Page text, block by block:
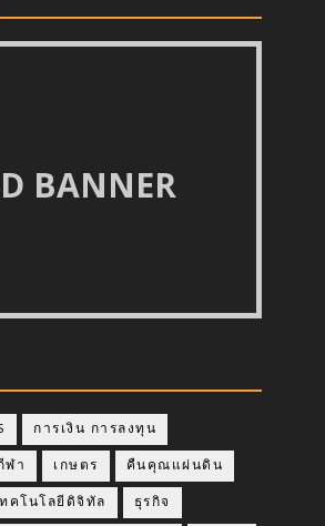
BANNER
การเงิน การลงทุน
ฬา เกษตร คืนคุณแผ่นดิน
ทคโนโลยีดิจิทัล ธุรกิจ